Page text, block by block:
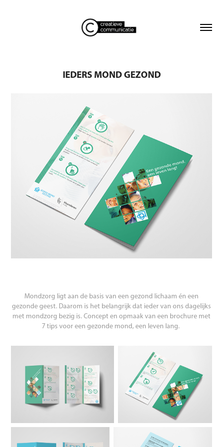
IEDERS MOND GEZOND
Mondzorg ligt aan de basis van een gezond lichaam én een
gezonde geest. Daarom is het belangrijk dat ieder van ons dagelijks
met mondzorg bezig is. Concept en opmaak van een brochure met
7 tips voor een gezonde mond, een leven lang.